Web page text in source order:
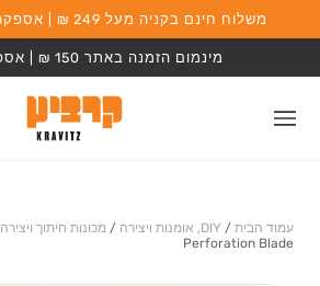
המשך לתוכן
משלוח חינם בקניה מעל 249 ₪ | אספקה עד 3 ימי עסקים
מינמום הזמנה באתר 150 ₪ | אספקה מהירה
עמוד הבית / DIY, אומנות ויצירה / מכונות חיתוך ויצירה
Perforation Blade